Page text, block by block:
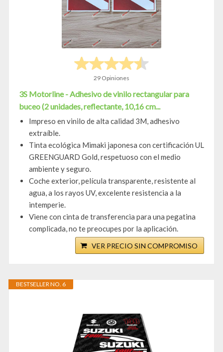
29 Opiniones
3S Motorline - Adhesivo de vinilo rectangular para
buceo (2 unidades, reflectante, 10,16 cm...
Impreso en vinilo de alta calidad 3M, adhesivo
extraíble.
Tinta ecológica Mimaki japonesa con certificación UL
GREENGUARD Gold, respetuoso con el medio
ambiente y seguro.
Coche exterior, película transparente, resistente al
agua, a los rayos UV, excelente resistencia a la
intemperie.
Viene con cinta de transferencia para una pegatina
complicada, no te preocupes por la aplicación.
VER PRECIO SIN COMPROMISO
BESTSELLER NO. 6